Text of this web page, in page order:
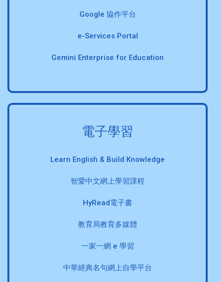
Google 協作平台
e-Services Portal
Gemini Enterprise for Education
電子學習
Learn English & Build Knowledge
智愛中文網上學習課程
HyRead電子書
教育局教育多媒體
一家一網 e 學習
中華經典名句網上自學平台